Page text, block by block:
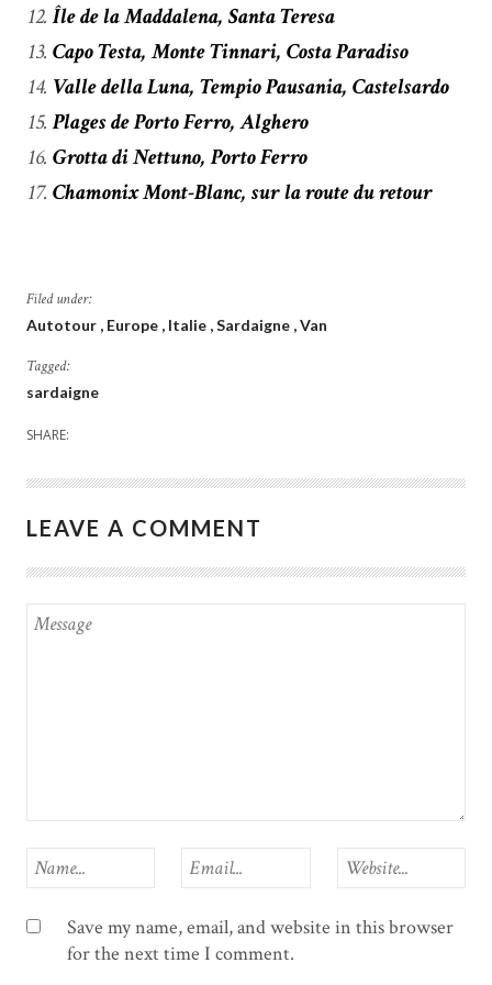
Île de la Maddalena, Santa Teresa
Capo Testa, Monte Tinnari, Costa Paradiso
Valle della Luna, Tempio Pausania, Castelsardo
Plages de Porto Ferro, Alghero
Grotta di Nettuno, Porto Ferro
Chamonix Mont-Blanc, sur la route du retour
Filed under:
Autotour Europe Italie Sardaigne Van
Tagged:
sardaigne
SHARE:
LEAVE A COMMENT
Save my name, email, and website in this browser
for the next time I comment.